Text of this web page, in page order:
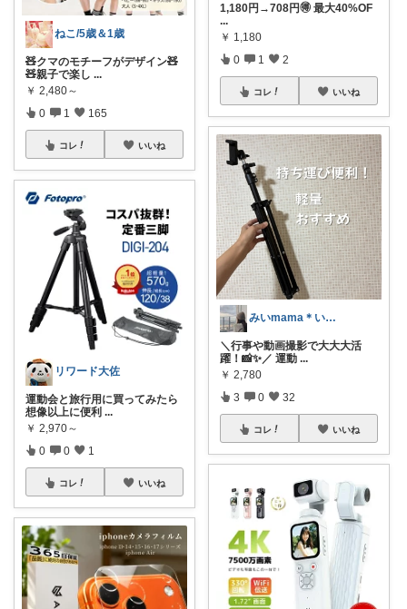
ねこ/5歳＆1歳
🧸クマのモチーフがデザイン🧸
🧸親子で楽し ...
￥ 2,480～
0 1 165
コレ いいね
リワード大佐
運動会と旅行用に買ってみたら
想像以上に便利 ...
￥ 2,970～
0 0 1
コレ いいね
1,180円→708円🉐 最大40%OF
...
￥ 1,180
0 1 2
コレ いいね
みいmama＊いつもありがとう＊
＼行事や動画撮影で大大大活
躍！📸✨／ 運動 ...
￥ 2,780
3 0 32
コレ いいね